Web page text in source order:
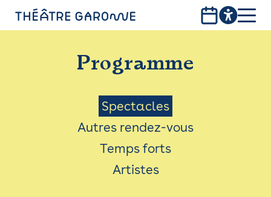
PROGRAMME
INFOS PRATIQUES
AVEC LES PUBLICS
ACCESSIBILITÉ
LES PRODUCTIONS
Programme
Menu
Saison
Spectacles
Autres rendez-vous
Temps forts
Artistes